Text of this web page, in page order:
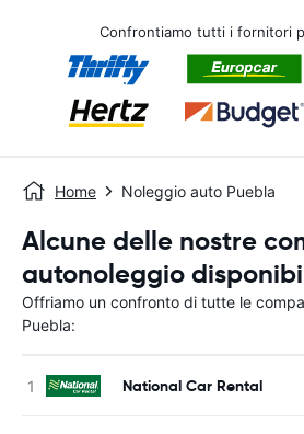
Confrontiamo tutti i fornitori
Home Noleggio auto Puebla
Alcune delle nostre
autonoleggio
Offriamo un confronto di tutte le
Puebla:
National Car Rental